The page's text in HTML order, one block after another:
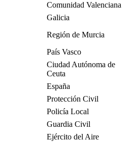
Comunidad Valenciana
Galicia
Región de Murcia
País Vasco
Ciudad Autónoma de
Ceuta
España
Protección Civil
Policía Local
Guardia Civil
Ejército del Aire